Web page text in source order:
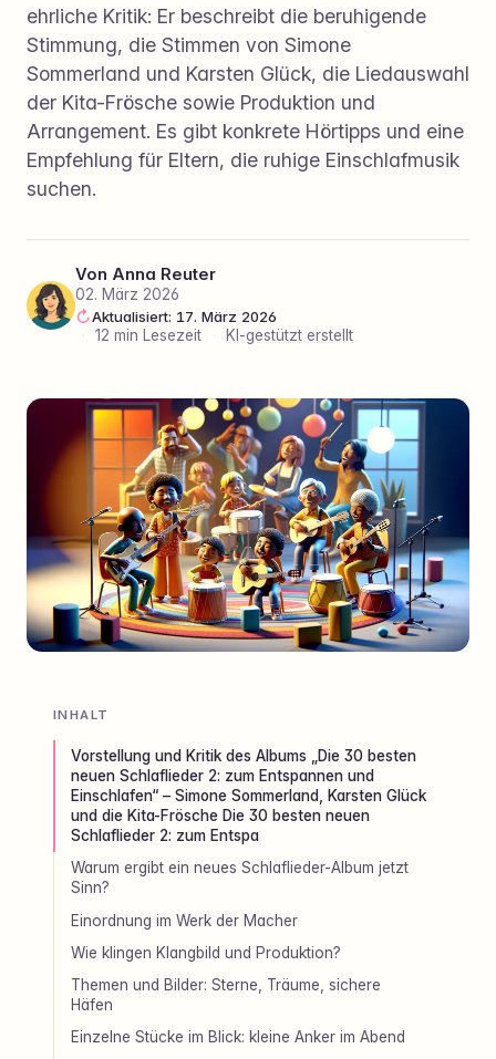
ehrliche Kritik: Er beschreibt die beruhigende
Stimmung, die Stimmen von Simone
Sommerland und Karsten Glück, die Liedauswahl
der Kita-Frösche sowie Produktion und
Arrangement. Es gibt konkrete Hörtipps und eine
Empfehlung für Eltern, die ruhige Einschlafmusik
suchen.
Von Anna Reuter
02. März 2026
Aktualisiert: 17. März 2026
·
12 min Lesezeit · KI-gestützt erstellt
INHALT
Vorstellung und Kritik des Albums „Die 30 besten
neuen Schlaflieder 2: zum Entspannen und
Einschlafen“ – Simone Sommerland, Karsten Glück
und die Kita-Frösche Die 30 besten neuen
Schlaflieder 2: zum Entspa
Warum ergibt ein neues Schlaflieder-Album jetzt
Sinn?
Einordnung im Werk der Macher
Wie klingen Klangbild und Produktion?
Themen und Bilder: Sterne, Träume, sichere
Häfen
Einzelne Stücke im Blick: kleine Anker im Abend